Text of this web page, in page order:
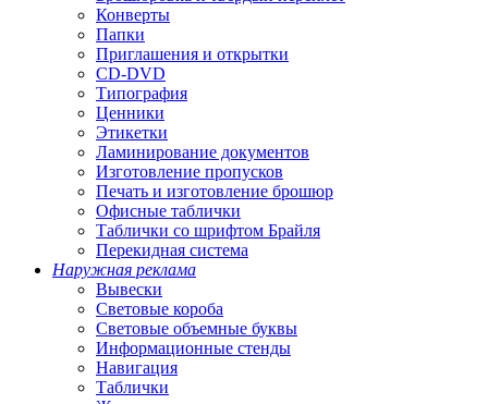
Конверты
Папки
Приглашения и открытки
CD-DVD
Типография
Ценники
Этикетки
Ламинирование документов
Изготовление пропусков
Печать и изготовление брошюр
Офисные таблички
Таблички со шрифтом Брайля
Перекидная система
Наружная реклама
Вывески
Световые короба
Световые объемные буквы
Информационные стенды
Навигация
Таблички